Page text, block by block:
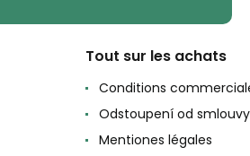
Tout sur les achats
Conditions
Odstoupení od smlouvy
Mentiones légales